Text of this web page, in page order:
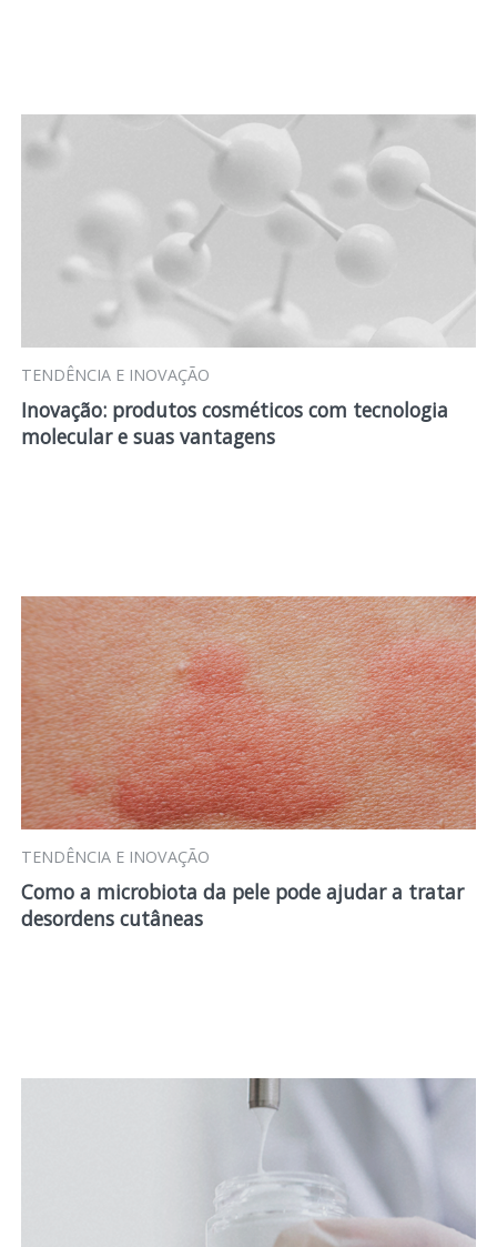
TENDÊNCIA E INOVAÇÃO
Inovação: produtos cosméticos com tecnologia
molecular e suas vantagens
TENDÊNCIA E INOVAÇÃO
Como a microbiota da pele pode ajudar a tratar
desordens cutâneas